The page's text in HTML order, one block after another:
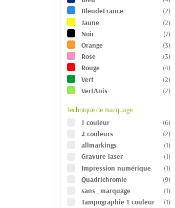
BleudeFrance
(2)
Jaune
(2)
Noir
(7)
Orange
(3)
Rose
(3)
Rouge
(4)
Vert
(2)
VertAnis
(2)
Technique de marquage
1 couleur
(6)
2 couleurs
(2)
allmarkings
(1)
Gravure laser
(1)
Impression numérique
(1)
Quadrichromie
(9)
sans_marquage
(1)
Tampographie 1 couleur
(1)